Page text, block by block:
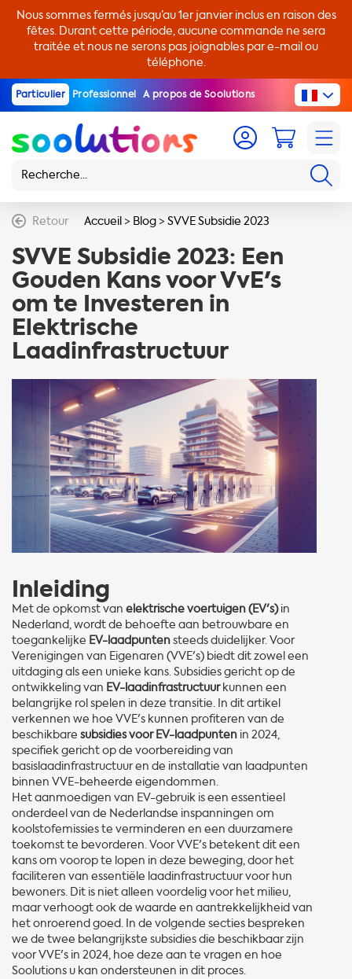
Nous sommes fermés jusqu’au 1er janvier inclus en raison des
fêtes. Durant cette période, aucune commande ne sera
traitée et nous ne serons pas joignables par e-mail ou
téléphone.
Particulier Professionnel A propos de Soolutions
Retour Accueil> Blog>SVVE Subsidie 2023
SVVE Subsidie 2023: Een
Gouden Kans voor VvE's
om te Investeren in
Elektrische
Laadinfrastructuur
Inleiding
Met de opkomst van elektrische voertuigen (EV's)in
Nederland, wordt de behoefte aan betrouwbare en
toegankelijke EV-laadpuntensteeds duidelijker. Voor
Verenigingen van Eigenaren (VVE's) biedt dit zowel een
uitdaging als een unieke kans. Subsidies gericht op de
ontwikkeling van EV-laadinfrastructuurkunnen een
belangrijke rol spelen in deze transitie. In dit artikel
verkennen we hoe VVE's kunnen profiteren van de
beschikbare subsidies voor EV-laadpunten in 2024,
specifiek gericht op de voorbereiding van
basislaadinfrastructuur en de installatie van laadpunten
binnen VVE-beheerde eigendommen.
Het aanmoedigen van EV-gebruik is een essentieel
onderdeel van de Nederlandse inspanningen om
koolstofemissies te verminderen en een duurzamere
toekomst te bevorderen. Voor VVE's betekent dit een
kans om voorop te lopen in deze beweging, door het
faciliteren van essentiële laadinfrastructuur voor hun
bewoners. Dit is niet alleen voordelig voor het milieu,
maar verhoogt ook de waarde en aantrekkelijkheid van
het onroerend goed. In de volgende secties bespreken
we de twee belangrijkste subsidies die beschikbaar zijn
voor VVE's in 2024, hoe deze aan te vragen en hoe
Soolutions u kan ondersteunen in dit proces.